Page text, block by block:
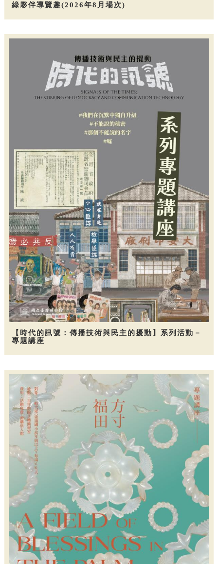
綠夥伴導覽趣(2026年8月場次)
【時代的訊號：傳播技術與民主的擾動】系列活動－
專題講座